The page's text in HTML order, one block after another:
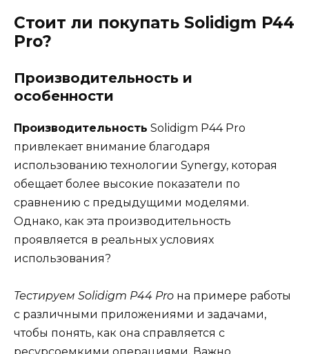
Стоит ли покупать Solidigm P44
Pro?
Производительность и
особенности
Производительность Solidigm P44 Pro
привлекает внимание благодаря
использованию технологии Synergy, которая
обещает более высокие показатели по
сравнению с предыдущими моделями.
Однако, как эта производительность
проявляется в реальных условиях
использования?
Тестируем Solidigm P44 Pro на примере работы
с различными приложениями и задачами,
чтобы понять, как она справляется с